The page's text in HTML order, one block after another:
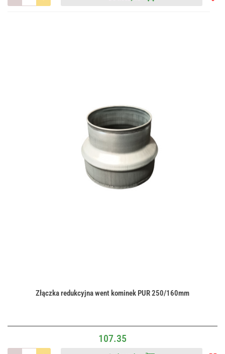
Złączka redukcyjna went kominek PUR 250/160mm
107.35